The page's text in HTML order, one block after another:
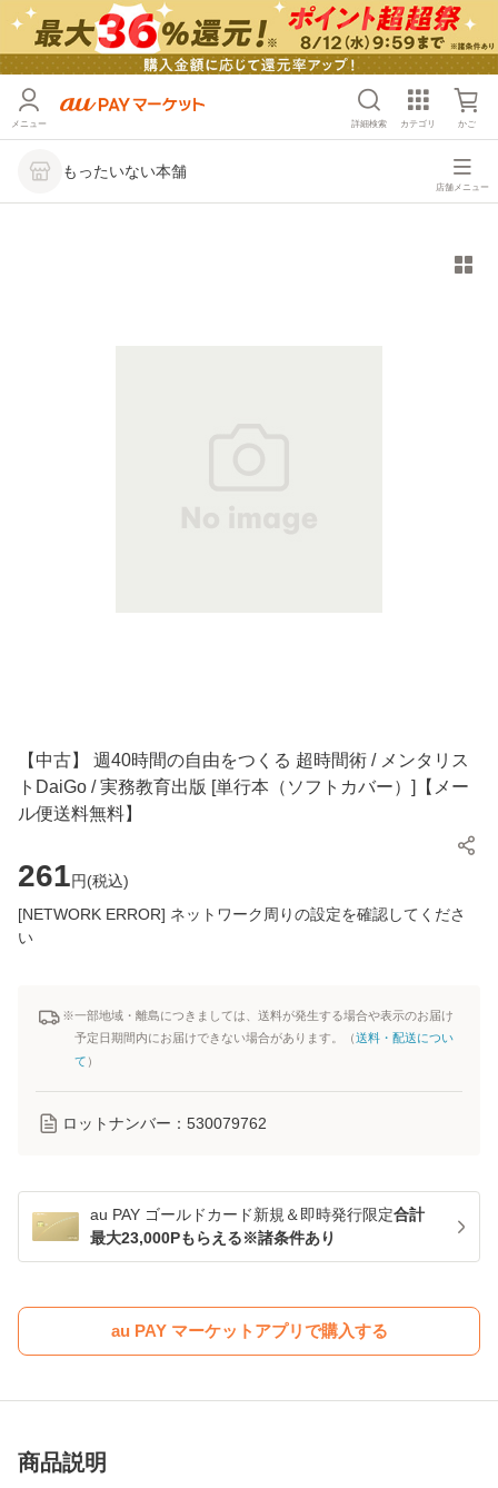
メニュー 詳細検索 カテゴリ かご
もったいない本舗
店舗メニュー
【中古】 週40時間の自由をつくる 超時間術 / メンタリス
トDaiGo / 実務教育出版 [単行本（ソフトカバー）]【メー
ル便送料無料】
261円(税込)
[NETWORK ERROR] ネットワーク周りの設定を確認してくださ
い
※一部地域・離島につきましては、送料が発生する場合や表示のお届け
予定日期間内にお届けできない場合があります。（送料・配送につい
て ）
ロットナンバー： 530079762
au PAY ゴールドカード新規＆即時発行限定合計
最大23,000Pもらえる※諸条件あり
au PAY マーケットアプリで購入する
商品説明